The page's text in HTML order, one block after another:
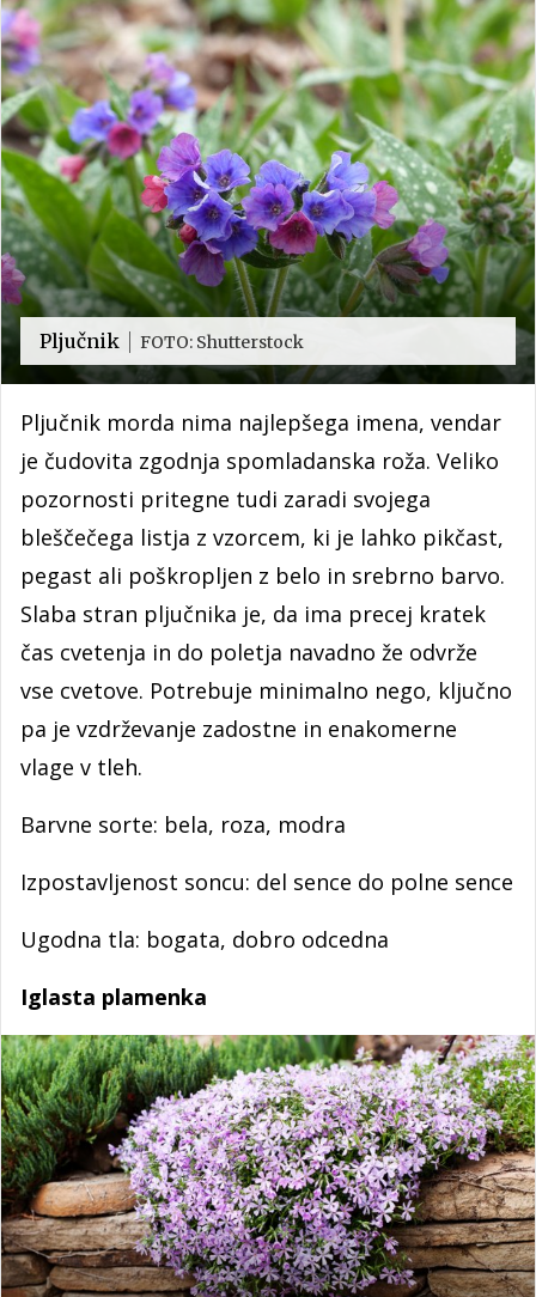
Pljučnik FOTO: Shutterstock
Pljučnik morda nima najlepšega imena, vendar
je čudovita zgodnja spomladanska roža. Veliko
pozornosti pritegne tudi zaradi svojega
bleščečega listja z vzorcem, ki je lahko pikčast,
pegast ali poškropljen z belo in srebrno barvo.
Slaba stran pljučnika je, da ima precej kratek
čas cvetenja in do poletja navadno že odvrže
vse cvetove. Potrebuje minimalno nego, ključno
pa je vzdrževanje zadostne in enakomerne
vlage v tleh.
Barvne sorte: bela, roza, modra
Izpostavljenost soncu: del sence do polne sence
Ugodna tla: bogata, dobro odcedna
Iglasta plamenka